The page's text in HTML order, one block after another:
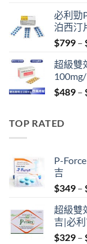
必利勁
泊西汀
$799 –
超級雙
$489 –
TOP RATED
P-
吉
$349 –
超級雙
吉|必
$329 –